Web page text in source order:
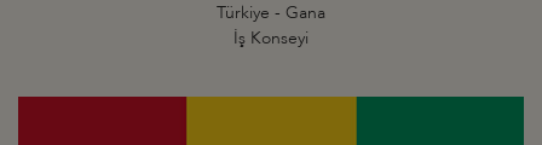
Türkiye - Gana
İş Konseyi